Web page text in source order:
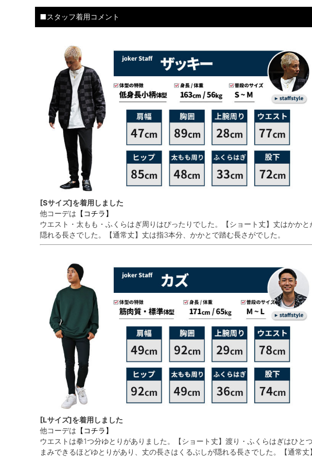
■スタッフ着用コメント
[Sサイズ]を着用しました
他コーデは 【コチラ】
ウエスト・太もも・ふくらはぎ周りはぴったりでした。【ショート丈】丈はかかと
隠れる長さでした。【通常丈】丈は指3本分、かかとで踏む長さがでした。
[Lサイズ]を着用しました
他コーデは 【コチラ】
ウエストは拳1つ分ゆとりがありました。【ショート丈】渡り・ふくらはぎはひとつ
まみできるほどゆとりがあり、丈の長さはくるぶしが隠れる長さでした。【通常丈】